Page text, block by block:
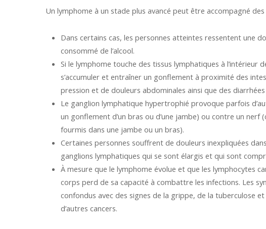
Un lymphome à un stade plus avancé peut être accompagné
Dans certains cas, les personnes atteintes ressentent une
consommé de l’alcool.
Si le lymphome touche des tissus lymphatiques à l’intérieur
s’accumuler et entraîner un gonflement à proximité des
pression et de douleurs abdominales ainsi que des
Le ganglion lymphatique hypertrophié provoque parfois
un gonflement d’un bras ou d’une jambe) ou contre un
fourmis dans une jambe ou un bras).
Certaines personnes souffrent de douleurs inexpliquées
ganglions lymphatiques qui se sont élargis et qui sont
À mesure que le lymphome évolue et que les lymphocytes
corps perd de sa capacité à combattre les infections. Les
confondus avec des signes de la grippe, de la tuberculose
d’autres cancers.